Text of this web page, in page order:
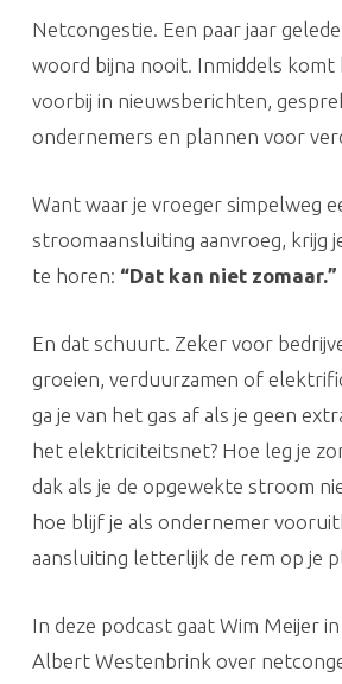
Netcongestie. Een paar jaar
woord bijna nooit. Inmiddels komt
voorbij in nieuwsberichten,
ondernemers en plannen voor
Want waar je vroeger simpelweg
stroomaansluiting aanvroeg, krijg
te horen: “Dat kan niet zomaar.”
En dat schuurt. Zeker voor
groeien, verduurzamen of
ga je van het gas af als je geen
het elektriciteitsnet? Hoe leg je
dak als je de opgewekte stroom
hoe blijf je als ondernemer
aansluiting letterlijk de rem op je
In deze podcast gaat Wim Meijer
Albert Westenbrink over